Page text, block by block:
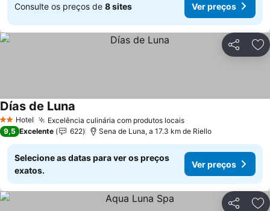
Consulte os preços de 8 sites Ver preços
Partilhar
2 Estrelas
Hotel Excelência culinária com produtos locaisVer preços
Días de Luna
9,5 Excelente 622 Sena de Luna, a 17.3 km de Riello
Selecione as datas para ver os preços
exatos.
Ver preços
Partilhar